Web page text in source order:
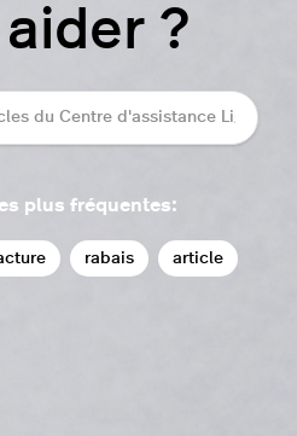
?
plus fréquentes:
rabais article